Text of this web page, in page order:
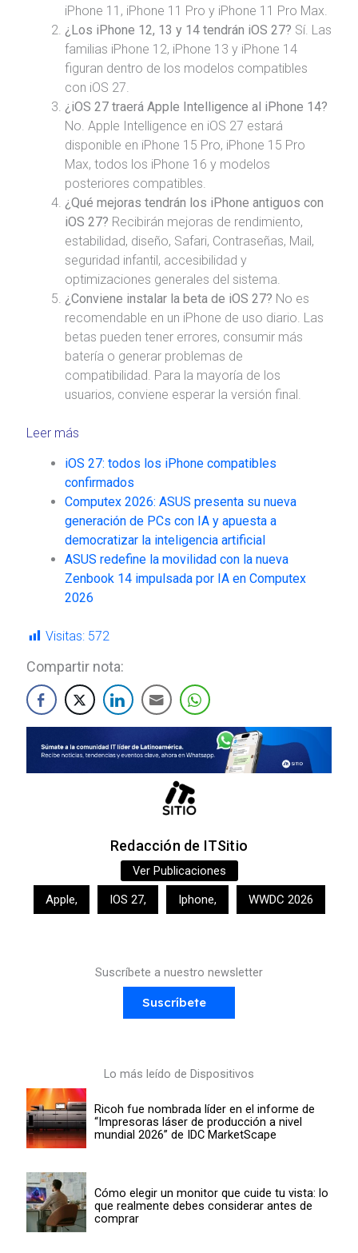
iPhone 11, iPhone 11 Pro y iPhone 11 Pro Max.
¿Los iPhone 12, 13 y 14 tendrán iOS 27? Sí. Las
familias iPhone 12, iPhone 13 y iPhone 14
figuran dentro de los modelos compatibles
con iOS 27.
¿iOS 27 traerá Apple Intelligence al iPhone 14?
No. Apple Intelligence en iOS 27 estará
disponible en iPhone 15 Pro, iPhone 15 Pro
Max, todos los iPhone 16 y modelos
posteriores compatibles.
¿Qué mejoras tendrán los iPhone antiguos con
iOS 27? Recibirán mejoras de rendimiento,
estabilidad, diseño, Safari, Contraseñas, Mail,
seguridad infantil, accesibilidad y
optimizaciones generales del sistema.
¿Conviene instalar la beta de iOS 27? No es
recomendable en un iPhone de uso diario. Las
betas pueden tener errores, consumir más
batería o generar problemas de
compatibilidad. Para la mayoría de los
usuarios, conviene esperar la versión final.
Leer más
iOS 27: todos los iPhone compatibles
confirmados
Computex 2026: ASUS presenta su nueva
generación de PCs con IA y apuesta a
democratizar la inteligencia artificial
ASUS redefine la movilidad con la nueva
Zenbook 14 impulsada por IA en Computex
2026
Visitas: 572
Compartir nota:
Redacción de ITSitio
Ver Publicaciones
Apple, IOS 27, Iphone, WWDC 2026
Suscríbete a nuestro newsletter
Suscríbete
Lo más leído de Dispositivos
Ricoh fue nombrada líder en el informe de
“Impresoras láser de producción a nivel
mundial 2026” de IDC MarketScape
Cómo elegir un monitor que cuide tu vista: lo
que realmente debes considerar antes de
comprar